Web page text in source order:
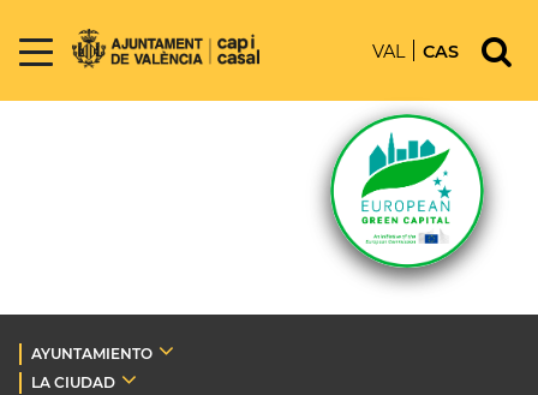
VAL CAS
AYUNTAMIENTO
LA CIUDAD